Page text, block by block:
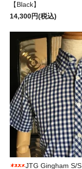
【Black】
14,300円(税込)
JTG Gingham S/S